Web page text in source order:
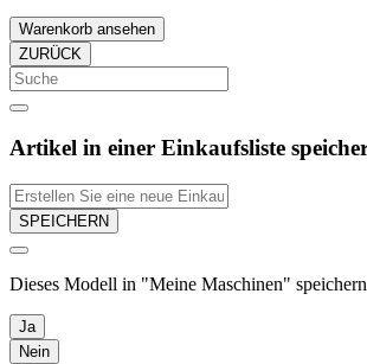
Warenkorb ansehen
ZURÜCK
Artikel in einer Einkaufsliste
SPEICHERN
Dieses Modell in "Meine Maschinen"
Ja
Nein